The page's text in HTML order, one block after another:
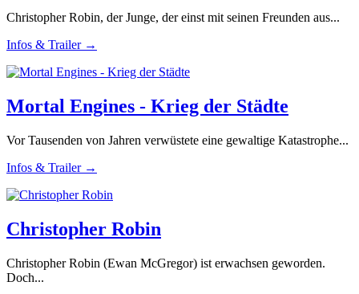
Christopher Robin, der Junge, der einst mit seinen Freunden aus...
Infos & Trailer →
Mortal Engines - Krieg der Städte
Vor Tausenden von Jahren verwüstete eine gewaltige Katastrophe...
Infos & Trailer →
Christopher Robin
Christopher Robin (Ewan McGregor) ist erwachsen geworden.
Doch...